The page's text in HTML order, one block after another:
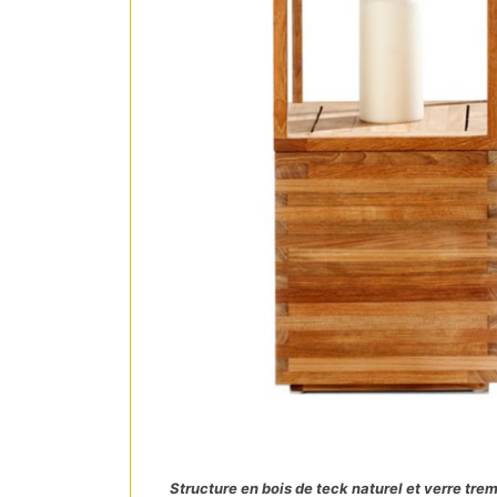
Structure en bois de teck naturel et verre